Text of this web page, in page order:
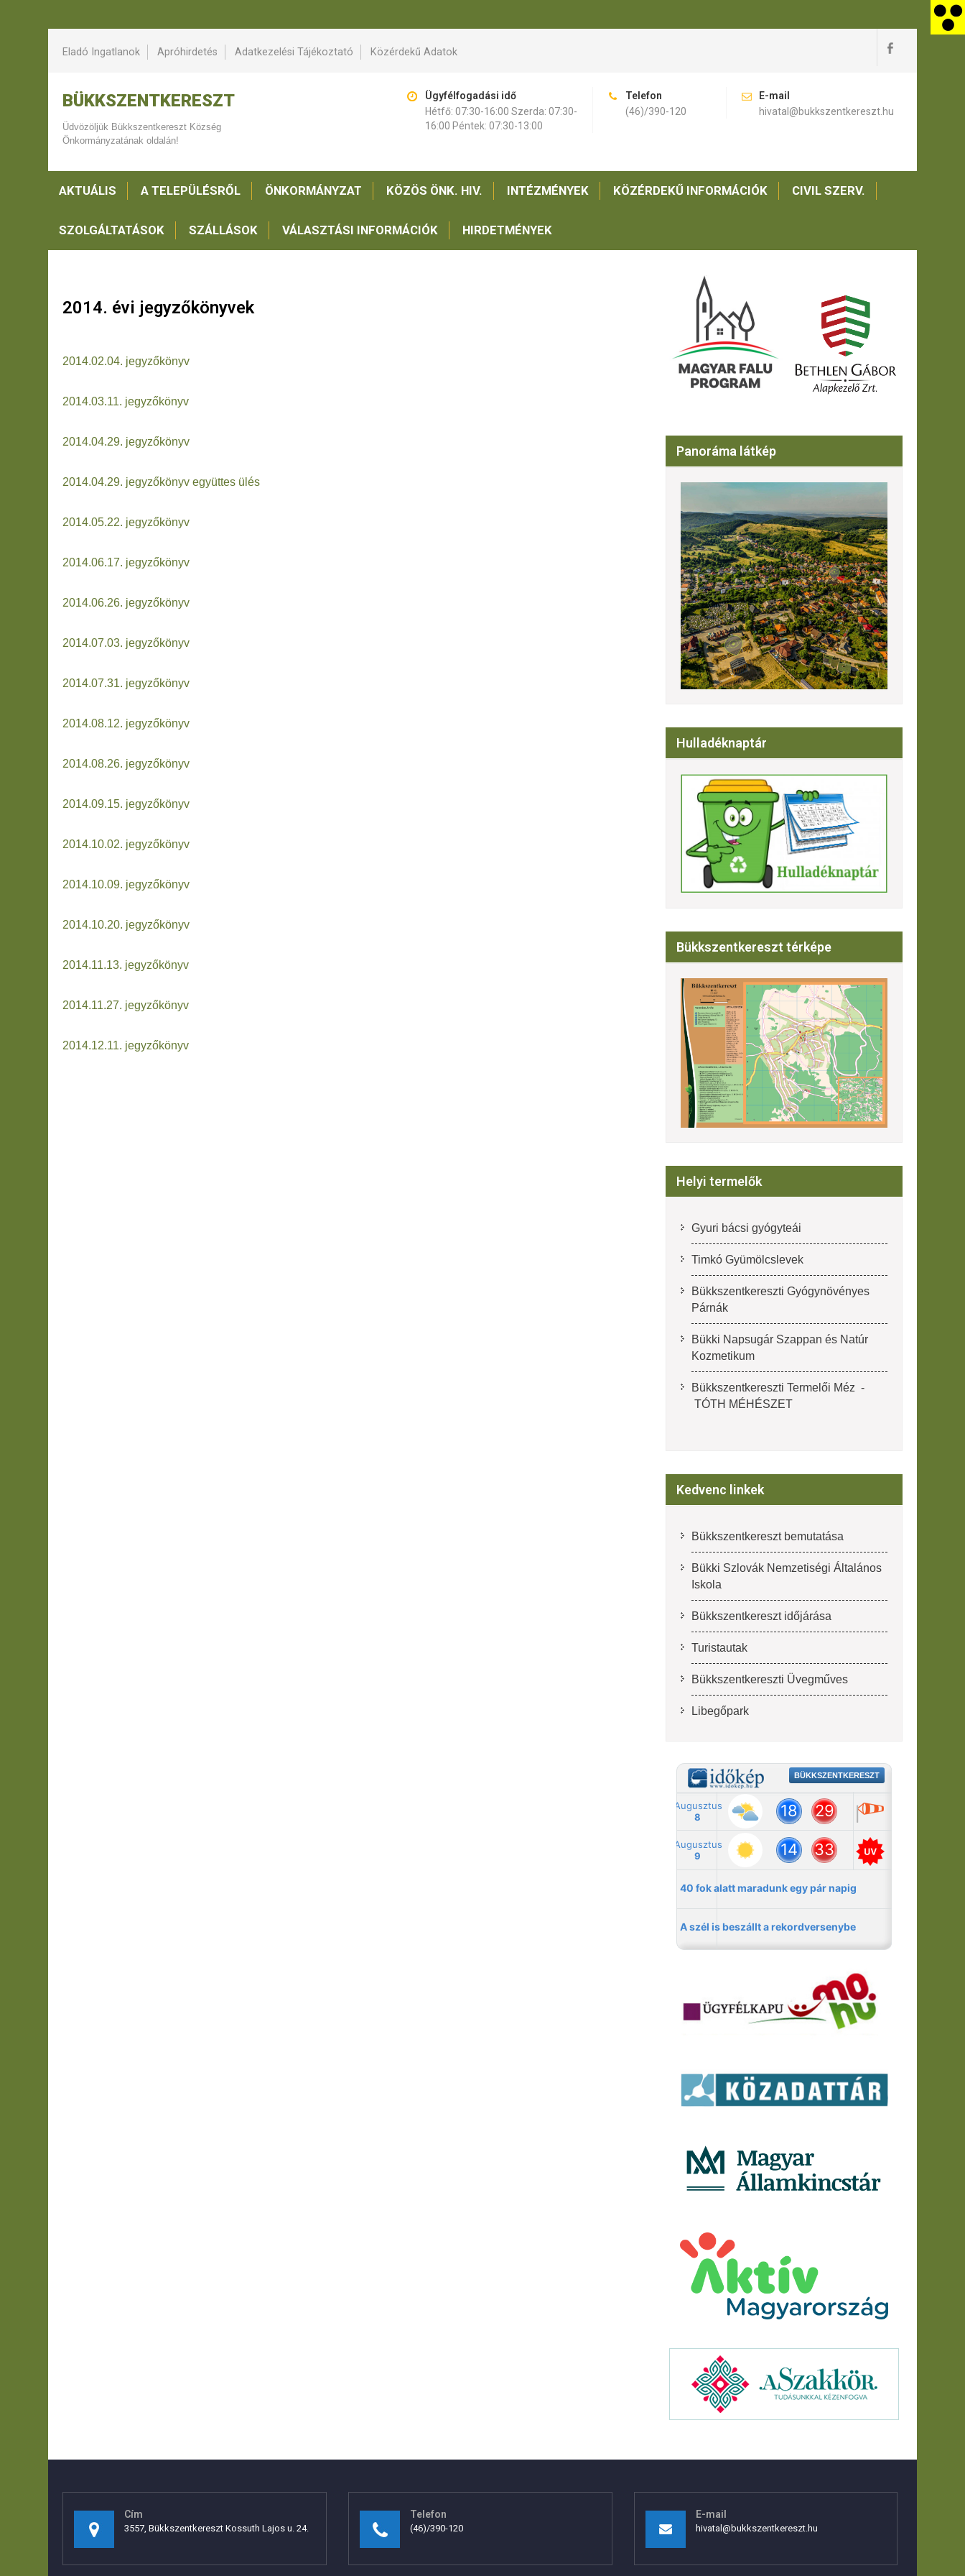
Eladó Ingatlanok Apróhirdetés Adatkezelési Tájékoztató Közérdekű Adatok
BÜKKSZENTKERESZT
Üdvözöljük Bükkszentkereszt Község
Önkormányzatának oldalán!
Ügyfélfogadási idő
Hétfő: 07:30-16:00 Szerda: 07:30-
16:00 Péntek: 07:30-13:00
Telefon
(46)/390-120
E-mail
hivatal@bukkszentkereszt.hu
AKTUÁLIS A TELEPÜLÉSRŐL ÖNKORMÁNYZAT KÖZÖS ÖNK. HIV. INTÉZMÉNYEK KÖZÉRDEKŰ INFORMÁCIÓK CIVIL SZERV.
SZOLGÁLTATÁSOK SZÁLLÁSOK VÁLASZTÁSI INFORMÁCIÓK HIRDETMÉNYEK
2014. évi jegyzőkönyvek
2014.02.04. jegyzőkönyv
2014.03.11. jegyzőkönyv
2014.04.29. jegyzőkönyv
2014.04.29. jegyzőkönyv együttes ülés
2014.05.22. jegyzőkönyv
2014.06.17. jegyzőkönyv
2014.06.26. jegyzőkönyv
2014.07.03. jegyzőkönyv
2014.07.31. jegyzőkönyv
2014.08.12. jegyzőkönyv
2014.08.26. jegyzőkönyv
2014.09.15. jegyzőkönyv
2014.10.02. jegyzőkönyv
2014.10.09. jegyzőkönyv
2014.10.20. jegyzőkönyv
2014.11.13. jegyzőkönyv
2014.11.27. jegyzőkönyv
2014.12.11. jegyzőkönyv
Panoráma látkép
Hulladéknaptár
Bükkszentkereszt térképe
Helyi termelők
Gyuri bácsi gyógyteái
Timkó Gyümölcslevek
Bükkszentkereszti Gyógynövényes
Párnák
Bükki Napsugár Szappan és Natúr
Kozmetikum
Bükkszentkereszti Termelői Méz -
TÓTH MÉHÉSZET
Kedvenc linkek
Bükkszentkereszt bemutatása
Bükki Szlovák Nemzetiségi Általános
Iskola
Bükkszentkereszt időjárása
Turistautak
Bükkszentkereszti Üvegműves
Libegőpark
Cím
3557, Bükkszentkereszt Kossuth Lajos u. 24.
Telefon
(46)/390-120
E-mail
hivatal@bukkszentkereszt.hu